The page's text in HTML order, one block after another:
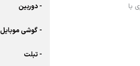
با - دوربین
- گوشی موبایل
- تبلت